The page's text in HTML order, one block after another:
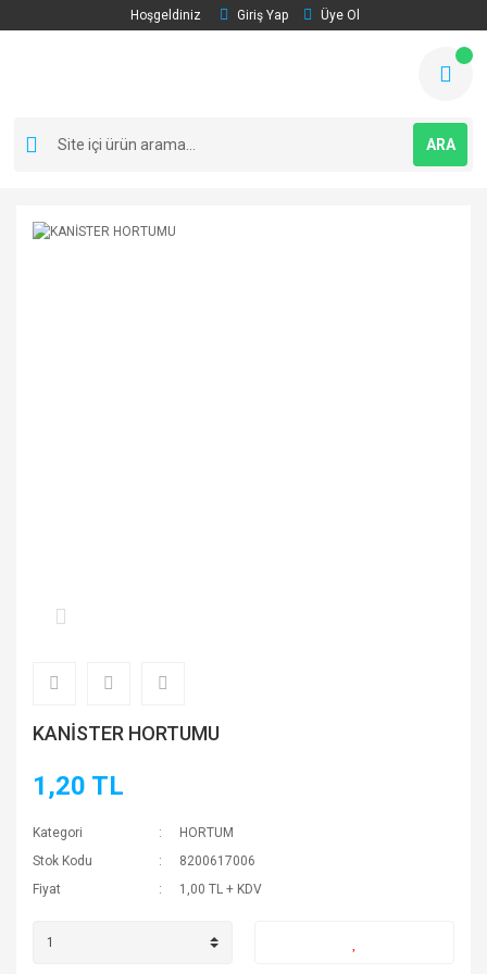
Hoşgeldiniz Giriş Yap Üye Ol
ARA
KANİSTER HORTUMU
1,20 TL
Kategori
HORTUM
Stok Kodu
8200617006
Fiyat
1,00 TL + KDV